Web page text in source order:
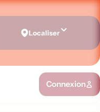
Localiser
Connexion